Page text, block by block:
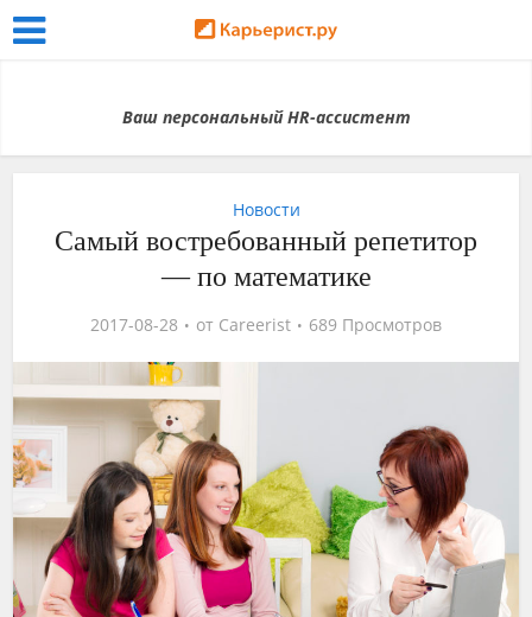
Ваш персональный HR-ассистент
Новости
Самый востребованный репетитор
— по математике
2017-08-28 от Careerist 689 Просмотров